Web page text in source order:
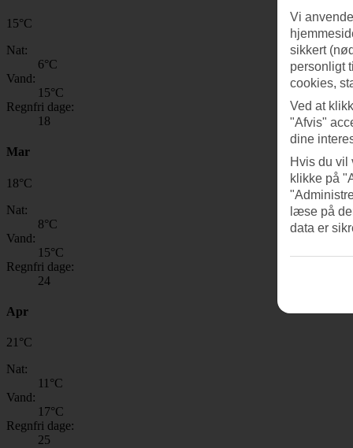
15°C
Nat:
6°C
Vand:
15°C
Regnfri dage:
18
Mar
18°C
Nat:
8°C
Vand:
15°C
Regnfri dage:
24
Apr
21 °C
Nat:
11 °C
Vand:
17°C
Regnfri dage:
25
Vi
sikkert
personligt
cookies,
Ved at
"Afvis"
dine
Hvis du vil
klikke på
læse på
data er